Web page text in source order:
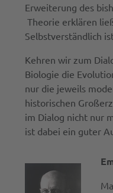
Erweiterung des
Theorie erklären
Selbstverständlich
Kehren wir zum
Biologie die
nur die jeweils
historischen
im Dialog nicht nur
ist dabei ein guter